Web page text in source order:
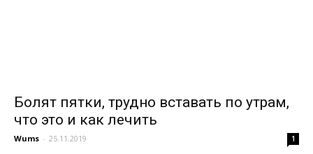
Болят пятки, трудно вставать по утрам,
что это и как лечить
Wums - 25.11.2019 1